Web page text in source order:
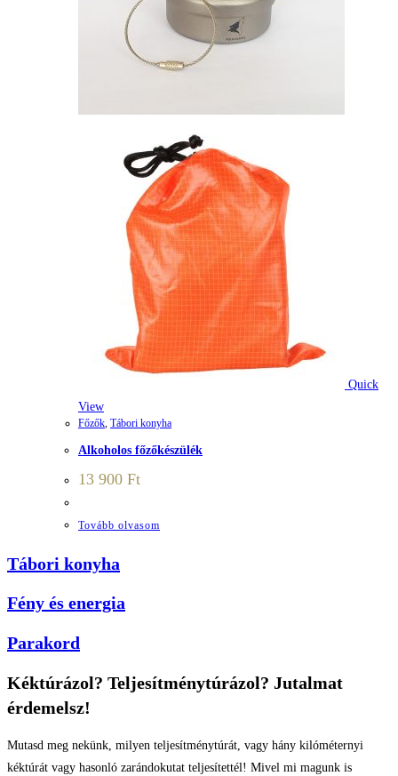
Quick
View
Főzők, Tábori konyha
Alkoholos főzőkészülék
13 900 Ft
Tovább olvasom
Tábori konyha
Fény és energia
Parakord
Kéktúrázol? Teljesítménytúrázol? Jutalmat
érdemelsz!
Mutasd meg nekünk, milyen teljesítménytúrát, vagy hány kilóméternyi
kéktúrát vagy hasonló zarándokutat teljesítettél! Mivel mi magunk is